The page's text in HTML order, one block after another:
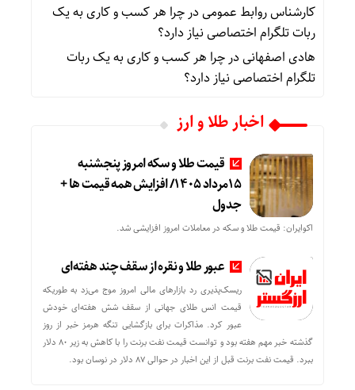
کارشناس روابط عمومیدرچرا هر کسب‌ و کاری به یک
ربات تلگرام اختصاصی نیاز دارد؟
هادی اصفهانیدرچرا هر کسب‌ و کاری به یک ربات
تلگرام اختصاصی نیاز دارد؟
اخبار طلا و ارز
قیمت طلا و سکه امروز پنجشنبه
15مرداد 1405/ افزایش همه قیمت ها +
جدول
اکوایران: قیمت طلا و سکه در معاملات امروز افزایشی شد.
عبور طلا و نقره از سقف چند هفته‌ای
ریسک‌پذیری رد بازارهای مالی امروز موج می‌زد به طوریکه
قیمت انس طلای جهانی از سقف شش هفته‌ای خودش
عبور کرد. مذاکرات برای بازگشایی تنگه هرمز خبر از روز
گذشته خبر مهم هفته بود و توانست قیمت نفت برنت را با کاهش به زیر 80 دلار
ببرد. قیمت نفت برنت قبل از این اخبار در حوالی 87 دلار در نوسان بود.